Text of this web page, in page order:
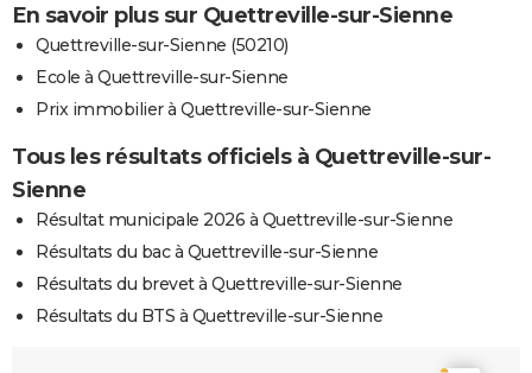
En savoir plus sur Quettreville-sur-Sienne
Quettreville-sur-Sienne (50210)
Ecole à Quettreville-sur-Sienne
Prix immobilier à Quettreville-sur-Sienne
Tous les résultats officiels à Quettreville-sur-
Sienne
Résultat municipale 2026 à Quettreville-sur-Sienne
Résultats du bac à Quettreville-sur-Sienne
Résultats du brevet à Quettreville-sur-Sienne
Résultats du BTS à Quettreville-sur-Sienne